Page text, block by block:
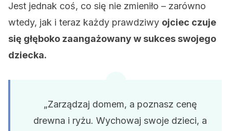
Jest jednak coś, co się nie zmieniło – zarówno
wtedy, jak i teraz każdy prawdziwy ojciec czuje
się głęboko zaangażowany w sukces swojego
dziecka.
„Zarządzaj domem, a poznasz cenę
drewna i ryżu. Wychowaj swoje dzieci, a